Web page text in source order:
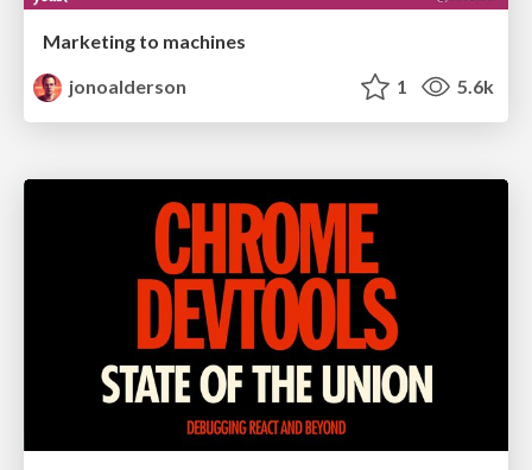
Marketing to machines
jonoalderson
1 5.6k